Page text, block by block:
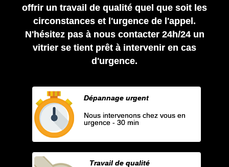
offrir un travail de qualité quel que soit les
circonstances et l'urgence de l'appel.
N'hésitez pas à nous contacter 24h/24 un
vitrier se tient prêt à intervenir en cas
d'urgence.
Dépannage urgent
Nous intervenons chez vous en
urgence - 30 min
Travail de qualité